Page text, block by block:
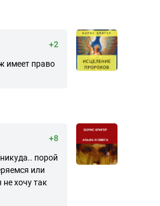
+2
имеет право
+8
порой
или
хочу так